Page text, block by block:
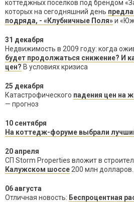
коттеджных поселков под брендом
которых на сегодняшний день
подряда, - «Клубничные Поля»и
31 декабря
Недвижимость в 2009 году: когда
будет продолжаться снижение? И
цен? В условиях кризиса
25 декабря
Катастрофического падения цен на
— прогноз
10 сентября
На коттедж-форуме выбрали
20 апреля
СП Storm Properties вложит в
Калужском шоссе 200 млн долларов.
06 августа
Отличная новость: Беспроцентная